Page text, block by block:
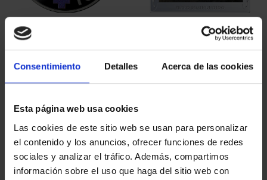
Consentimiento Detalles Acerca de las cookies
Esta página web usa cookies
Las cookies de este sitio web se usan para personalizar
el contenido y los anuncios, ofrecer funciones de redes
sociales y analizar el tráfico. Además, compartimos
información sobre el uso que haga del sitio web con
EMILIA PARDO BAZÁN
(2021) 8 REALES
275 ANIVERSARIO DE
GOYA (2021) PERRO